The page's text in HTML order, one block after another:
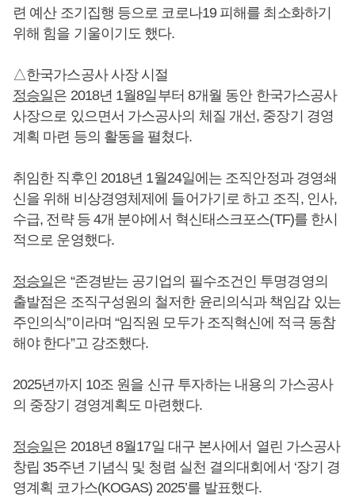
련 예산 조기집행 등으로 코로나19 피해를 최소화하기
위해 힘을 기울이기도 했다.
△한국가스공사 사장 시절
정승일은 2018년 1월8일부터 8개월 동안 한국가스공사
사장으로 있으면서 가스공사의 체질 개선, 중장기 경영
계획 마련 등의 활동을 펼쳤다.
취임한 직후인 2018년 1월24일에는 조직안정과 경영쇄
신을 위해 비상경영체제에 들어가기로 하고 조직, 인사,
수급, 전략 등 4개 분야에서 혁신태스크포스(TF)를 한시
적으로 운영했다.
정승일은 “존경받는 공기업의 필수조건인 투명경영의
출발점은 조직구성원의 철저한 윤리의식과 책임감 있는
주인의식”이라며 “임직원 모두가 조직혁신에 적극 동참
해야 한다”고 강조했다.
2025년까지 10조 원을 신규 투자하는 내용의 가스공사
의 중장기 경영계획도 마련했다.
정승일은 2018년 8월17일 대구 본사에서 열린 가스공사
창립 35주년 기념식 및 청렴 실천 결의대회에서 ‘장기 경
영계획 코가스(KOGAS) 2025’를 발표했다.